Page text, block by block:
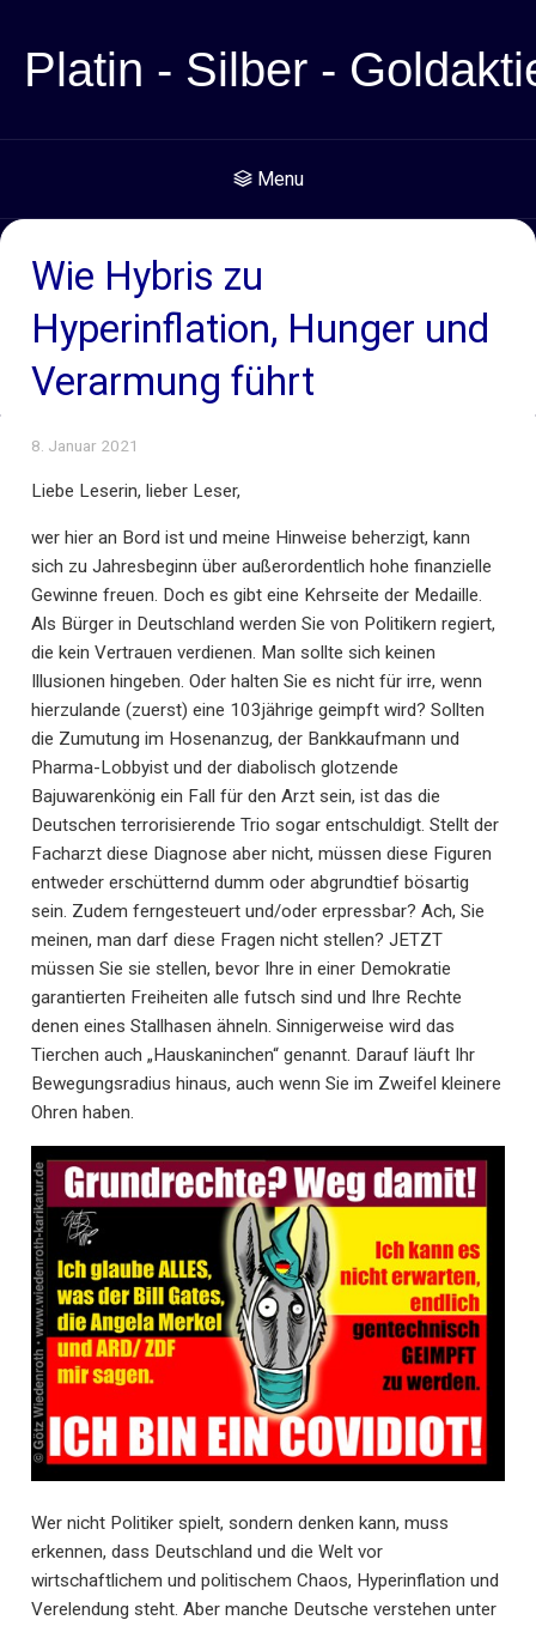
Platin - Silber -
Menu
Wie Hybris zu
Hyperinflation, Hunger und
Verarmung führt
8. Januar 2021
Liebe Leserin, lieber Leser,
wer hier an Bord ist und meine Hinweise beherzigt, kann
sich zu Jahresbeginn über außerordentlich hohe finanzielle
Gewinne freuen. Doch es gibt eine Kehrseite der Medaille.
Als Bürger in Deutschland werden Sie von Politikern regiert,
die kein Vertrauen verdienen. Man sollte sich keinen
Illusionen hingeben. Oder halten Sie es nicht für irre, wenn
hierzulande (zuerst) eine 103jährige geimpft wird? Sollten
die Zumutung im Hosenanzug, der Bankkaufmann und
Pharma-Lobbyist und der diabolisch glotzende
Bajuwarenkönig ein Fall für den Arzt sein, ist das die
Deutschen terrorisierende Trio sogar entschuldigt. Stellt der
Facharzt diese Diagnose aber nicht, müssen diese Figuren
entweder erschütternd dumm oder abgrundtief bösartig
sein. Zudem ferngesteuert und/oder erpressbar? Ach, Sie
meinen, man darf diese Fragen nicht stellen? JETZT
müssen Sie sie stellen, bevor Ihre in einer Demokratie
garantierten Freiheiten alle futsch sind und Ihre Rechte
denen eines Stallhasen ähneln. Sinnigerweise wird das
Tierchen auch „Hauskaninchen“ genannt. Darauf läuft Ihr
Bewegungsradius hinaus, auch wenn Sie im Zweifel kleinere
Ohren haben.
Wer nicht Politiker spielt, sondern denken kann, muss
erkennen, dass Deutschland und die Welt vor
wirtschaftlichem und politischem Chaos, Hyperinflation und
Verelendung steht. Aber manche Deutsche verstehen unter